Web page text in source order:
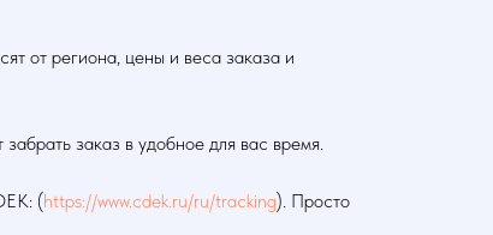
от региона, цены и веса заказа и
заказ в удобное для вас время.
(https://www.cdek.ru/ru/tracking). Просто